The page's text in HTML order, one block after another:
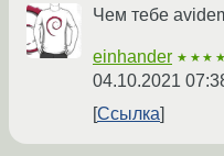
Чем тебе
einhander
04.10.2021
Ссылка